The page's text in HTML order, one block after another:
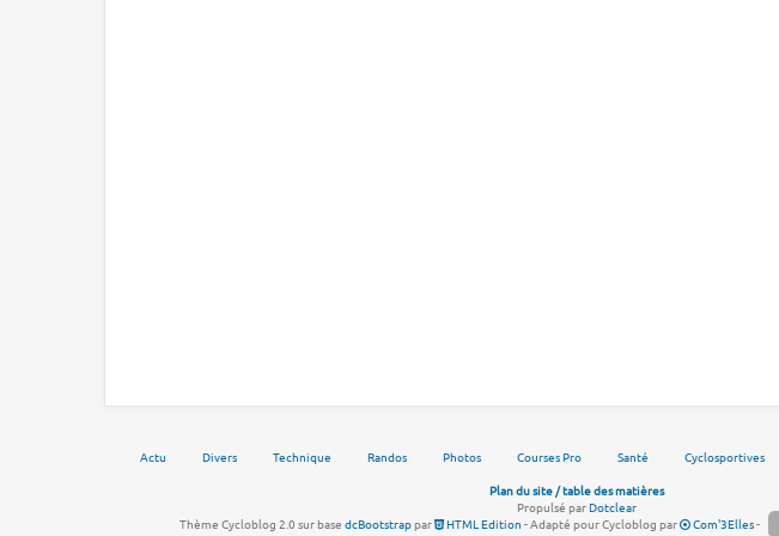
Actu Divers Technique Randos Photos Courses Pro Santé Cyclosportives
Plan du site / table des matières
Propulsé parDotclear
Thème Cycloblog 2.0 sur base dcBootstrappar HTML Edition - Adapté pour Cycloblog par Com'3Elles-